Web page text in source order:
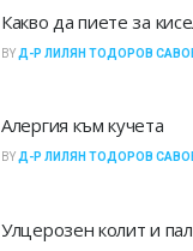
Какво да пиете за
BY Д-Р ЛИЛЯН ТОДОРОВ
Алергия към кучета
BY Д-Р ЛИЛЯН ТОДОРОВ
Улцерозен колит и